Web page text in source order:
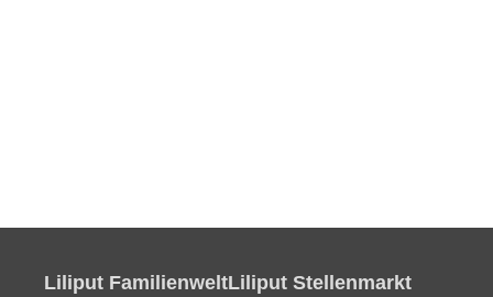
Liliput FamilienweltLiliput Stellenmarkt